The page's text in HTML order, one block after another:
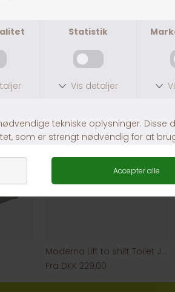
Flip Cat Kattebakke
DKK 259,00
Moderna Lift to shift Toilet Jumbo, Grå
Fra DKK 229,00